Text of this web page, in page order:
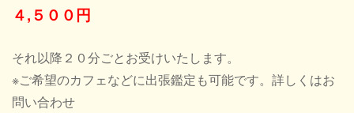
４,５００円
それ以降２０分ごとお受けいたします。
※ご希望のカフェなどに出張鑑定も可能です。詳しくはお
問い合わせ